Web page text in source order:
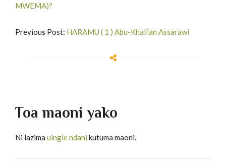
MWEMA)?
Previous Post: HARAMU ( 1 ) Abu-Khalfan Assarawi
Toa maoni yako
Ni lazima uingie ndani kutuma maoni.